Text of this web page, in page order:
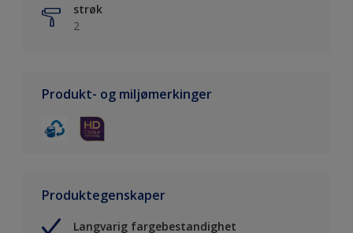
strøk
2
Produkt- og miljømerkinger
Produktegenskaper
Langvarig fargebestandighet